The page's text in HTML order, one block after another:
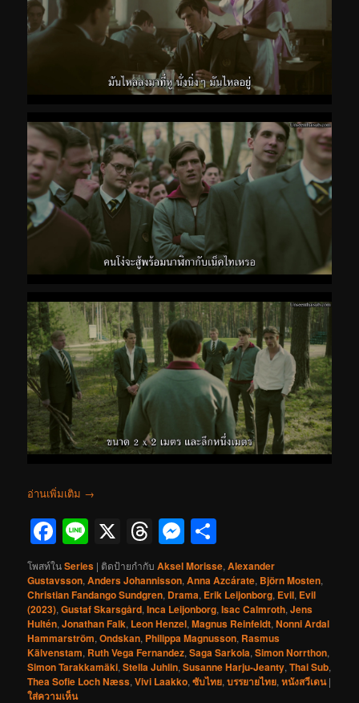
อ่านเพิ่มเติม →
Facebook
Line
X Threads
Messenger
โพสท์ในSeries | ติดป้ายกำกับ Aksel Morisse,Alexander
Gustavsson,Anders Johannisson,Anna Azcárate, Björn Mosten,
Christian Fandango Sundgren, Drama, Erik Leijonborg, Evil, Evil
(2023),Gustaf Skarsgård,Inca Leijonborg,Isac Calmroth,Jens
Hultén,Jonathan Falk, Leon Henzel,Magnus Reinfeldt,Nonni Ardal
Hammarström,Ondskan, Philippa Magnusson, Rasmus
Kälvenstam, Ruth Vega Fernandez,Saga Sarkola,Simon Norrthon,
Simon Tarakkamäki,Stella Juhlin,Susanne Harju-Jeanty,Thai Sub,
Thea Sofie Loch Næss,Vivi Laakko,ซับไทย,บรรยายไทย,หนังสวีเดน |
ใส่ความเห็น